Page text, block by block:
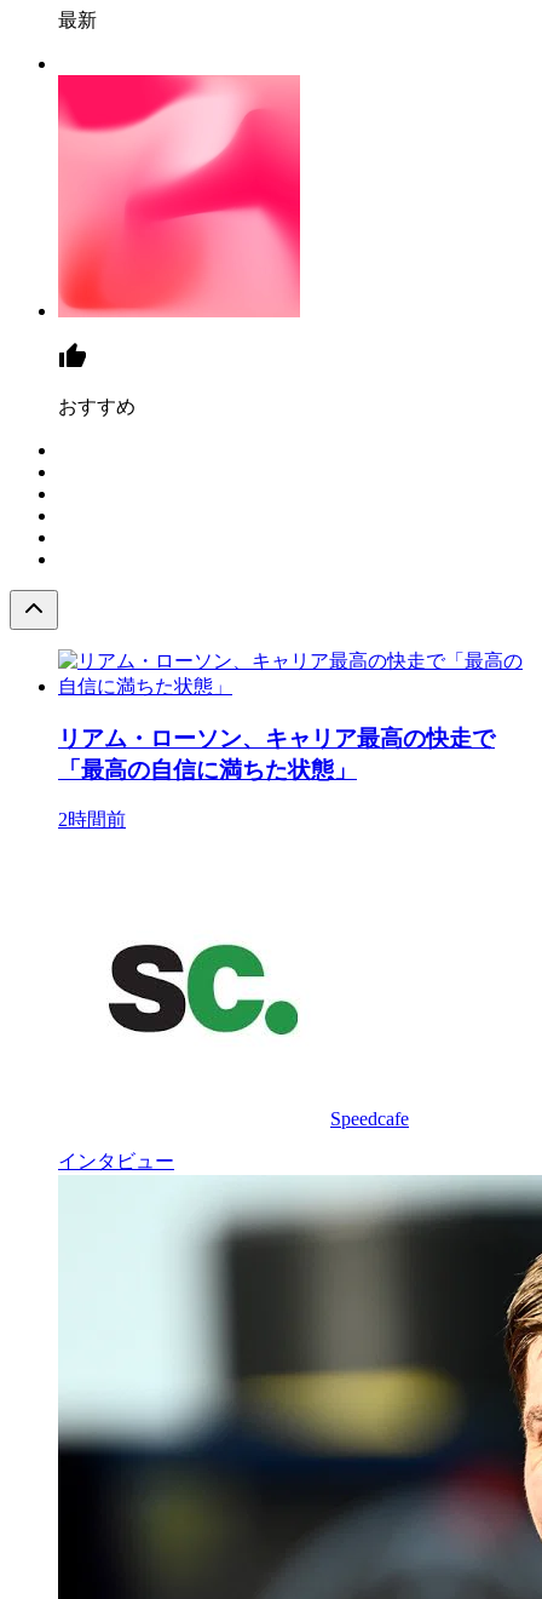
最新
おすすめ
リアム・ローソン、キャリア最高の快走で
「最高の自信に満ちた状態」
2時間前
Speedcafe
インタビュー